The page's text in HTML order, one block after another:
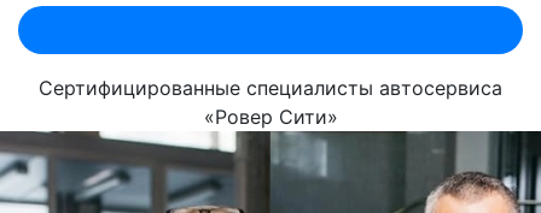
Сертифицированные специалисты автосервиса
«Ровер Сити»